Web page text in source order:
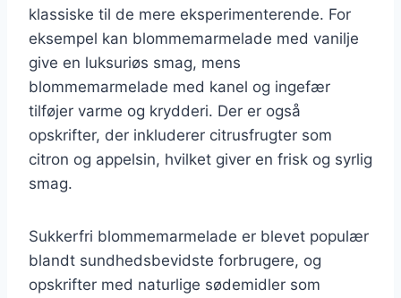
klassiske til de mere eksperimenterende. For
eksempel kan blommemarmelade med vanilje
give en luksuriøs smag, mens
blommemarmelade med kanel og ingefær
tilføjer varme og krydderi. Der er også
opskrifter, der inkluderer citrusfrugter som
citron og appelsin, hvilket giver en frisk og syrlig
smag.
Sukkerfri blommemarmelade er blevet populær
blandt sundhedsbevidste forbrugere, og
opskrifter med naturlige sødemidler som